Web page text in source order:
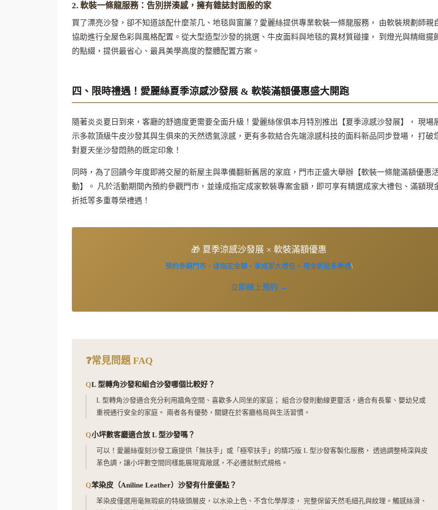
2. 軟裝一條龍服務：告別拼湊感，擁有雜誌封面般的家
買了漂亮沙發，卻不知道該配什麼茶几、地毯與窗簾？愛麗絲提供專業軟裝一條龍服務， 由軟裝規劃師親
協助進行全屋色彩與風格配置。從大型造型沙發的挑選、牛皮面料與地毯的異材質碰撞， 到燈光與精緻擺
的點綴，提供最省心、最具美學高度的整體配置方案。
四、限時禮遇！愛麗絲夏季涼感沙發展 & 軟裝滿額優惠盛大開跑
隨著炎炎夏日到來，客廳的舒適度更需要全面升級！愛麗絲傢俱本月特別推出【夏季涼感沙發展】， 現場
示多款頂級牛皮沙發其與生俱來的天然透氣涼感，更有多款結合先端涼感科技的面料新品同步登場， 打破
對夏天坐沙發悶熱的既定印象！
同時，為了回饋今年度即將交屋的新屋主與準備翻新舊居的家庭，門市正盛大舉辦【軟裝一條龍滿額優惠
動】。 凡於活動期間內預約參觀門市，並達成指定成家軟裝專案金額，即可享有精選成家大禮包、滿額現
折抵等多重尊榮禮遇！
🎁 夏季涼感沙發展 × 軟裝滿額優惠
預約參觀門市・達指定金額・享成家大禮包 + 現金折抵多重禮\
立即線上預約 →
❓常見問題 FAQ
L 型轉角沙發和組合沙發哪個比較好？
L 型轉角沙發適合充分利用牆角空間、喜歡多人同坐的家庭； 組合沙發則動線更靈活，適合有長輩、嬰幼兒或
重視通行安全的家庭。 兩者各有優勢，關鍵在於客廳格局與生活習慣。
小坪數客廳適合放 L 型沙發嗎？
可以！愛麗絲復刻沙發工廠提供「無扶手」或「極窄扶手」的精巧版 L 型沙發客製化服務， 透過調整椅深與皮
革色調，讓小坪數空間同樣能展現寬敞感，不必遷就制式規格。
苯染皮（Aniline Leather）沙發有什麼優點？
苯染皮僅選用毫無瑕疵的特級頭層皮，以水染上色、不含化學厚漆， 完整保留天然毛細孔與紋理。觸感絲滑、